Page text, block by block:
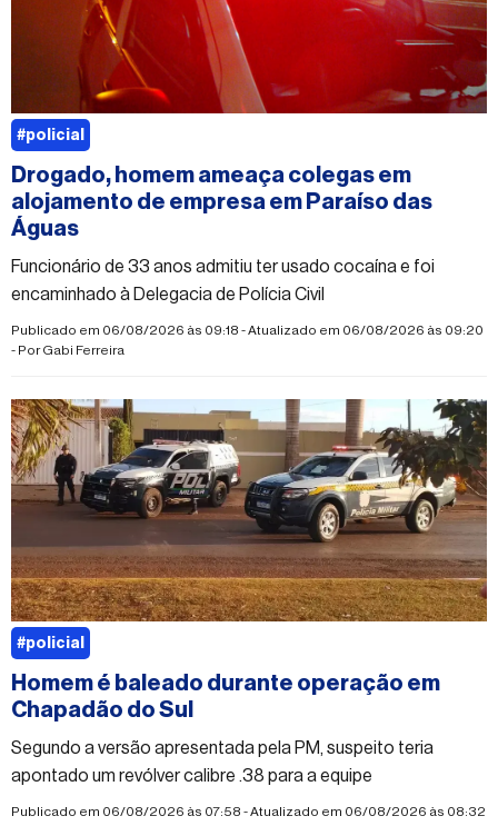
Drogado, homem ameaça colegas em
alojamento de empresa em Paraíso das
Águas
Funcionário de 33 anos admitiu ter usado cocaína e foi
encaminhado à Delegacia de Polícia Civil
Publicado em 06/08/2026 às 09:18 - Atualizado em 06/08/2026 às 09:20
- PorGabi Ferreira
#policial
Homem é baleado durante operação em
Chapadão do Sul
Segundo a versão apresentada pela PM, suspeito teria
apontado um revólver calibre .38 para a equipe
Publicado em 06/08/2026 às 07:58 - Atualizado em 06/08/2026 às 08:32
#policial